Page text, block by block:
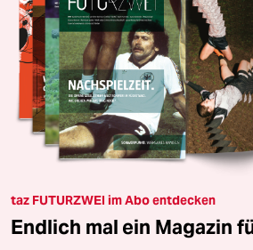
taz FUTURZWEI im Abo entdecken
Endlich mal ein Magazin